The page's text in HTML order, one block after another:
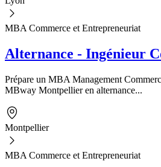
MBA Commerce et Entrepreneuriat
Alternance - Ingénieur
Prépare un MBA Management
MBway Montpellier en alternance...
Montpellier
MBA Commerce et Entrepreneuriat